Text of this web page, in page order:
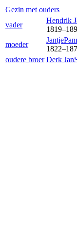
Gezin met ouders
vader
Hendrik
1819–
moeder
Jantje
1822–
oudere broer Derk Jan